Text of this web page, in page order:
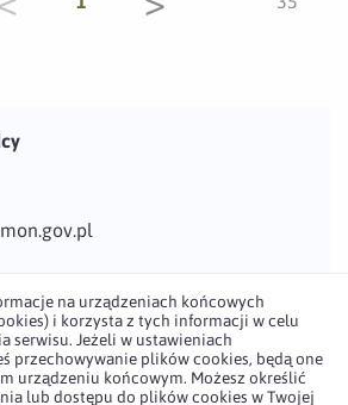
na urządzeniach końcowych
i korzysta z tych informacji w celu
serwisu. Jeżeli w ustawieniach
przechowywanie plików cookies, będą one
urządzeniu końcowym. Możesz określić
lub dostępu do plików cookies w Twojej